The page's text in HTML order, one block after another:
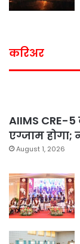
करिअर
AIIMS CRE-5
एग्जाम होगा;
August 1, 2026